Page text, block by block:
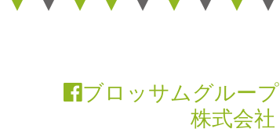
ブロッサムグループ
株式会社